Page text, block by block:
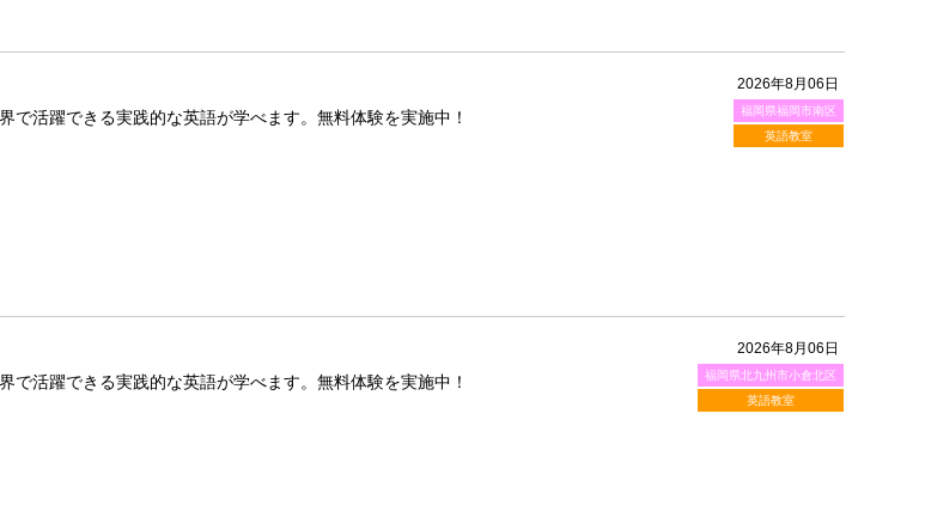
2026年8月06日
福岡県福岡市南区
英語教室
活躍できる実践的な英語が学べます。無料体験を実施中！
2026年8月06日
福岡県北九州市小倉北区
英語教室
活躍できる実践的な英語が学べます。無料体験を実施中！